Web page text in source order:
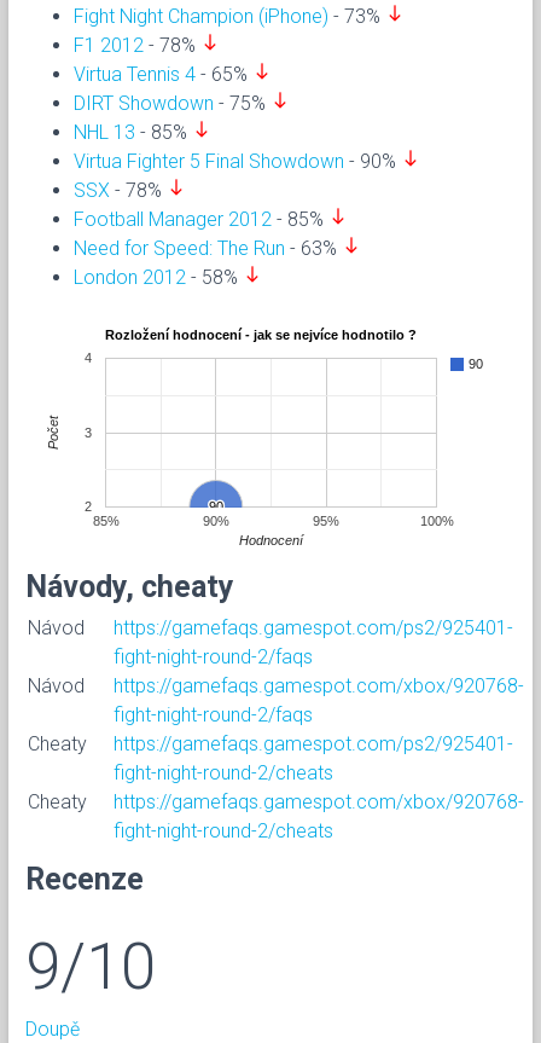
Fight Night Champion (iPhone) - 73% south
F1 2012 - 78% south
Virtua Tennis 4 - 65% south
DIRT Showdown - 75% south
NHL 13 - 85% south
Virtua Fighter 5 Final Showdown - 90% south
SSX - 78% south
Football Manager 2012 - 85% south
Need for Speed: The Run - 63% south
London 2012 - 58% south
Rozložení hodnocení - jak se nejvíce hodnotilo ?
90
90
90
85%
90% 95% 100%
2
3
4
Hodnocení
Počet
Návody, cheaty
Návod
https://gamefaqs.gamespot.com/ps2/925401-
fight-night-round-2/faqs
Návod
https://gamefaqs.gamespot.com/xbox/920768-
fight-night-round-2/faqs
Cheaty
https://gamefaqs.gamespot.com/ps2/925401-
fight-night-round-2/cheats
Cheaty
https://gamefaqs.gamespot.com/xbox/920768-
fight-night-round-2/cheats
Recenze
9/10
Doupě